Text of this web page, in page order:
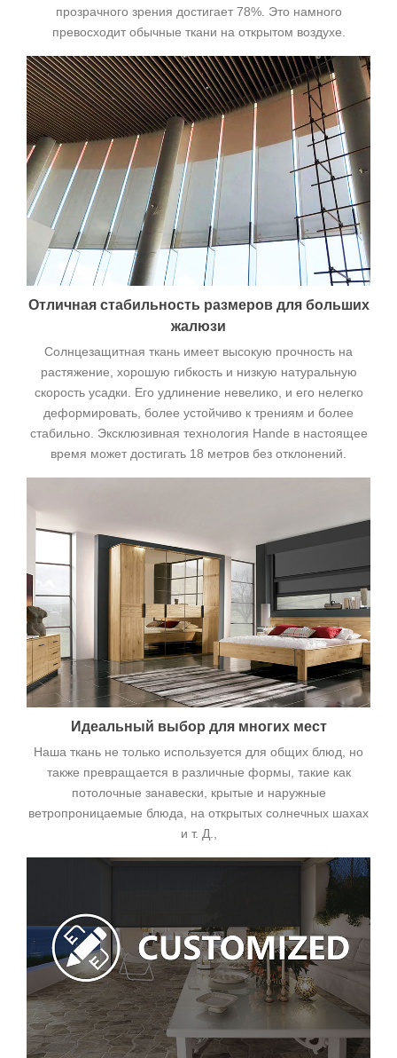
прозрачного зрения достигает 78%. Это намного
превосходит обычные ткани на открытом воздухе.
Отличная стабильность размеров для больших
жалюзи
Солнцезащитная ткань имеет высокую прочность на
растяжение, хорошую гибкость и низкую натуральную
скорость усадки. Его удлинение невелико, и его нелегко
деформировать, более устойчиво к трениям и более
стабильно. Эксклюзивная технология Hande в настоящее
время может достигать 18 метров без отклонений.
Идеальный выбор для многих мест
Наша ткань не только используется для общих блюд, но
также превращается в различные формы, такие как
потолочные занавески, крытые и наружные
ветропроницаемые блюда, на открытых солнечных шахах
и т. Д.,